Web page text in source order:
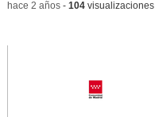
-hace 2 años- 104visualizaciones